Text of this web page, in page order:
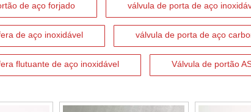
de aço forjado válvula de porta de aço
de aço inoxidável válvula de porta de aço
flutuante de aço inoxidável Válvula de portão